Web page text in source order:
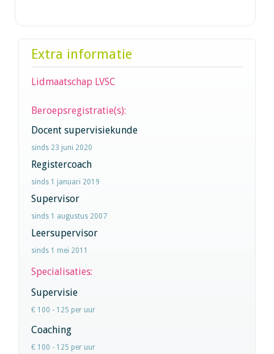
Extra informatie
Lidmaatschap LVSC
Beroepsregistratie(s):
Docent supervisiekunde
sinds 23 juni 2020
Registercoach
sinds 1 januari 2019
Supervisor
sinds 1 augustus 2007
Leersupervisor
sinds 1 mei 2011
Specialisaties:
Supervisie
€ 100 - 125 per uur
Coaching
€ 100 - 125 per uur